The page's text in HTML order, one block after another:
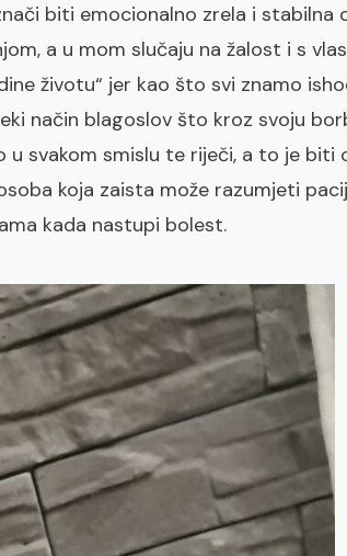
biti emocionalno zrela i stabilna
a u mom slučaju na žalost i s
životu“ jer kao što svi znamo
način blagoslov što kroz svoju
svakom smislu te riječi, a to je biti
koja zaista može razumjeti
kada nastupi bolest.